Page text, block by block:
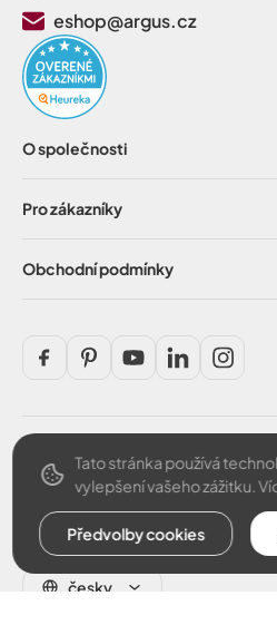
eshop@argus.cz
O společnosti
Pro zákazníky
Obchodní podmínky
česky
Bezpečná platba
Tato stránka používá
vylepšení vašeho zážitku.
Předvolby cookies